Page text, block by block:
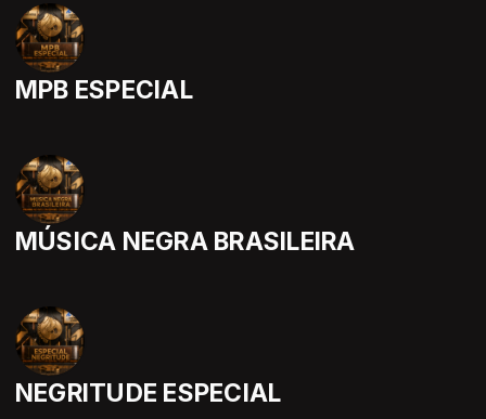
MPB ESPECIAL
MÚSICA NEGRA BRASILEIRA
NEGRITUDE ESPECIAL